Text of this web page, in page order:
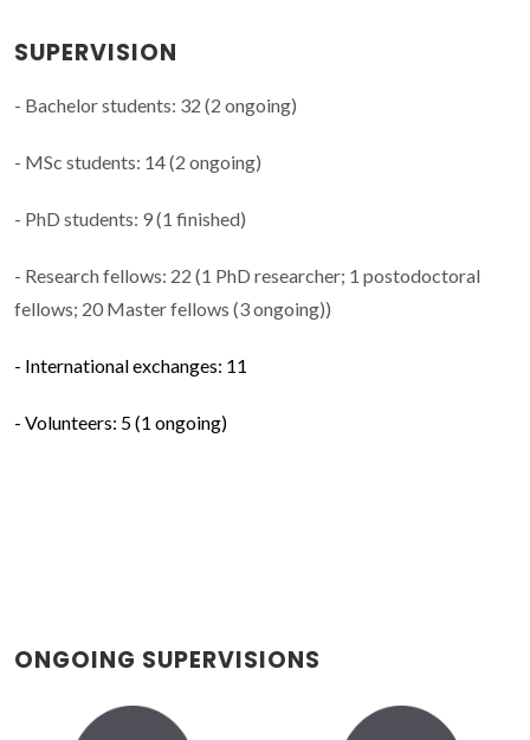
SUPERVISION
- Bachelor students: 32 (2 ongoing)
- MSc students: 14 (2 ongoing)
- PhD students: 9 (1 finished)
- Research fellows: 22 (1 PhD researcher; 1 postodoctoral
fellows; 20 Master fellows (3 ongoing))
- International exchanges: 11
- Volunteers: 5 (1 ongoing)
ONGOING SUPERVISIONS